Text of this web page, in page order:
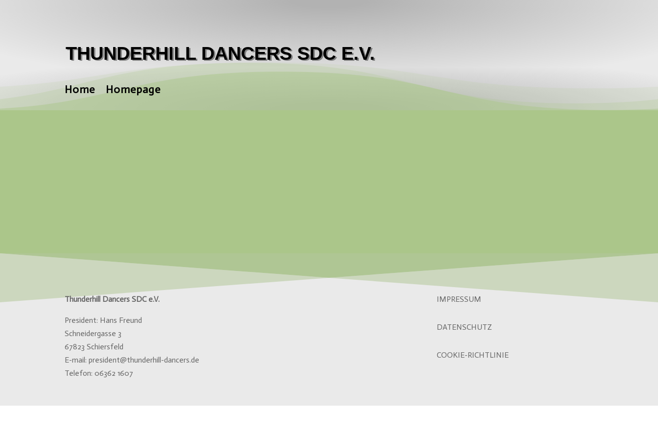
THUNDERHILL DANCERS SDC E.V.
Home Homepage
Thunderhill Dancers SDC e.V.
President: Hans Freund
Schneidergasse 3
67823 Schiersfeld
E-mail: president@thunderhill-dancers.de
Telefon: 06362 1607
IMPRESSUM
DATENSCHUTZ
COOKIE-RICHTLINIE